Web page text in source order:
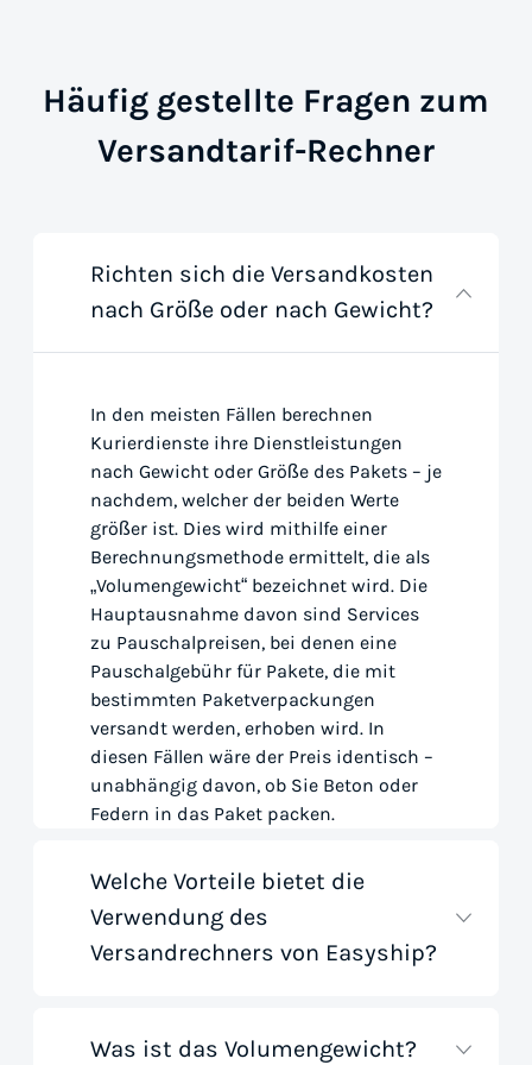
Häufig gestellte Fragen zum
Versandtarif-Rechner
Richten sich die Versandkosten
nach Größe oder nach Gewicht?
In den meisten Fällen berechnen
Kurierdienste ihre Dienstleistungen
nach Gewicht oder Größe des Pakets – je
nachdem, welcher der beiden Werte
größer ist. Dies wird mithilfe einer
Berechnungsmethode ermittelt, die als
„Volumengewicht“ bezeichnet wird. Die
Hauptausnahme davon sind Services
zu Pauschalpreisen, bei denen eine
Pauschalgebühr für Pakete, die mit
bestimmten Paketverpackungen
versandt werden, erhoben wird. In
diesen Fällen wäre der Preis identisch –
unabhängig davon, ob Sie Beton oder
Federn in das Paket packen.
Welche Vorteile bietet die
Verwendung des
Versandrechners von Easyship?
Mit unserem Versandtarif-Rechner
Was ist das Volumengewicht?